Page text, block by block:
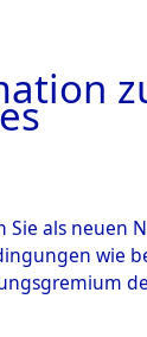
Sie als neuen
wie